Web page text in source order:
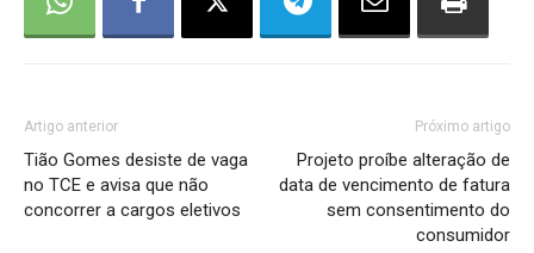
Artigo anterior
Tião Gomes desiste de vaga
no TCE e avisa que não
concorrer a cargos eletivos
Próximo artigo
Projeto proíbe alteração de
data de vencimento de fatura
sem consentimento do
consumidor